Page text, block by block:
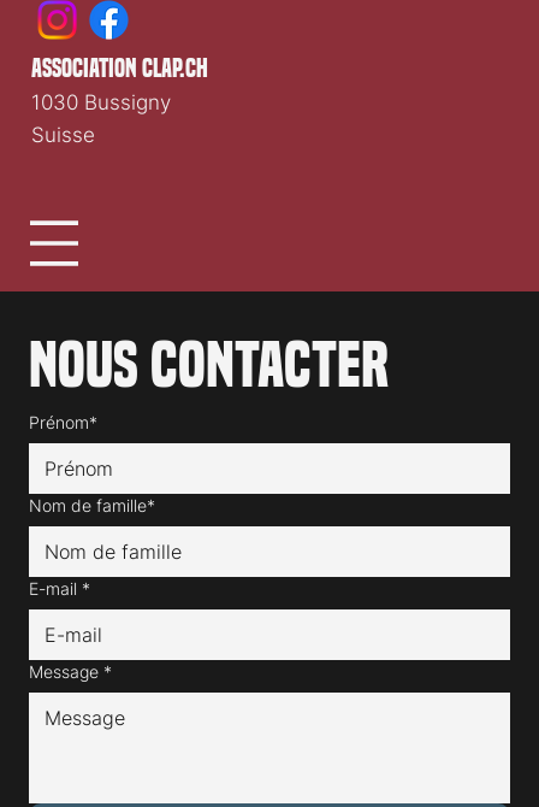
Nous contacter
Prénom*
Nom de famille*
E-mail *
Message *
association clap.ch
1030 Bussigny
Suisse